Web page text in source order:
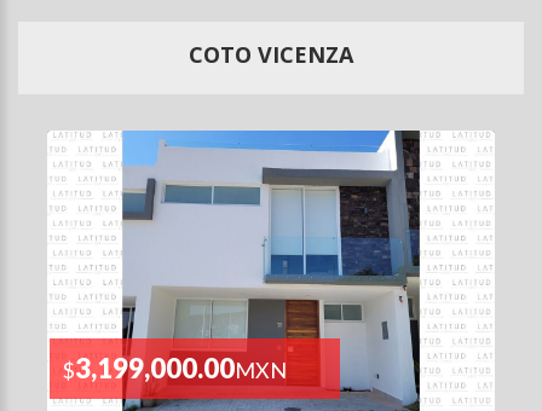
COTO VICENZA
$3,199,000.00MXN